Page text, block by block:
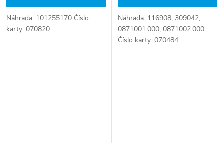
Náhrada: 101255170 Číslo
karty: 070820
Náhrada: 116908, 309042,
0871001.000, 0871002.000
Číslo karty: 070484